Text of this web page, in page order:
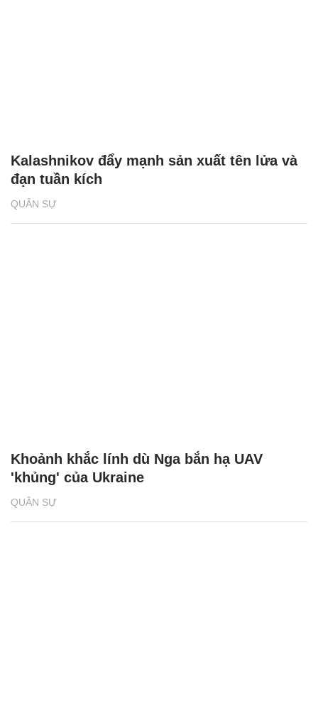
QUÂN SỰ
Kalashnikov đẩy mạnh sản xuất tên lửa và
đạn tuần kích
QUÂN SỰ
Khoảnh khắc lính dù Nga bắn hạ UAV
'khủng' của Ukraine